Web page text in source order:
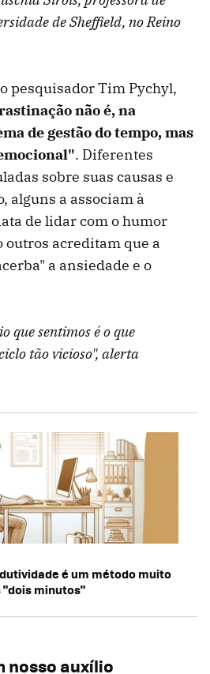
de Sheffield, no Reino
pesquisador Tim Pychyl,
não é, na
de gestão do tempo, mas
. Diferentes
sobre suas causas e
alguns a associam à
de lidar com o humor
outros acreditam que a
a ansiedade e o
que sentimos é o que
tão vicioso", alerta
é um método muito
"dois minutos"
nosso auxílio